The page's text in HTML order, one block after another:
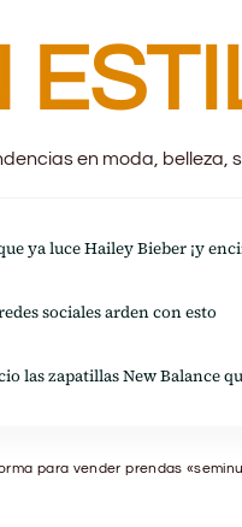
en moda, belleza,
ya luce Hailey Bieber ¡y
sociales arden con esto
las zapatillas New Balance
para vender prendas